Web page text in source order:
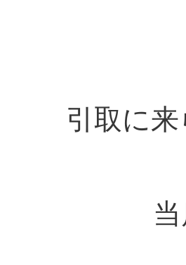
引取に